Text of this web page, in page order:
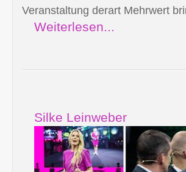
Veranstaltung derart Mehrwert
Weiterlesen...
Silke Leinweber